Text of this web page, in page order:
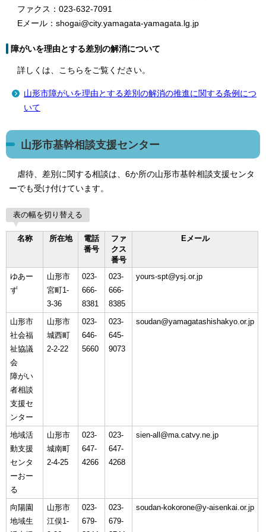
ファクス：023-632-7091
Eメール：shogai@city.yamagata-yamagata.lg.jp
障がいを理由とする差別の解消について
詳しくは、こちらをご覧ください。
山形市障がいを理由とする差別の解消の推進に関する条例につ
いて
山形市基幹相談支援センター
虐待、差別に関する相談は、6か所の山形市基幹相談支援センタ
ーでも受け付けています。
表の幅を切り替える
名称 所在地
電話
番号
ファ
クス
番号
Eメール
ゆあー
ず
山形市
宮町1-
3-36
023-
666-
8381
023-
666-
8385
yours-spt@ysj.or.jp
山形市
社会福
祉協議
会
障がい
者相談
支援セ
ンター
山形市
城西町
2-2-22
023-
646-
5660
023-
645-
9073
soudan@yamagatashishakyo.or.jp
地域活
動支援
センタ
ーおー
る
山形市
城南町
2-4-25
023-
647-
4266
023-
647-
4268
sien-all@ma.catvy.ne.jp
向陽園
地域生
山形市
江俣1-
023-
679-
023-
679-
soudan-kokorone@y-aisenkai.or.jp